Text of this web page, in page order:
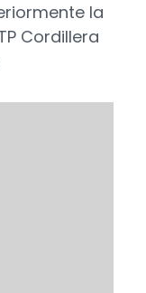
la
Cordillera